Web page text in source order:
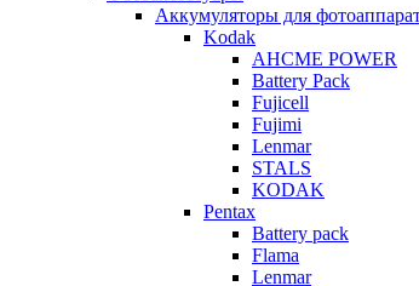
Аккумуляторы для
Kodak
AHCME POWER
Battery Pack
Fujicell
Fujimi
Lenmar
STALS
KODAK
Pentax
Battery pack
Flama
Lenmar